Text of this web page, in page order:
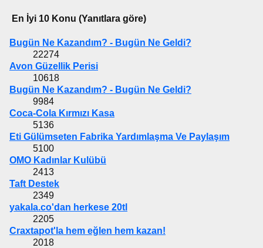
En İyi 10 Konu (Yanıtlara göre)
Bugün Ne Kazandım? - Bugün Ne Geldi?
22274
Avon Güzellik Perisi
10618
Bugün Ne Kazandım? - Bugün Ne Geldi?
9984
Coca-Cola Kırmızı Kasa
5136
Eti Gülümseten Fabrika Yardımlaşma Ve Paylaşım
5100
OMO Kadınlar Kulübü
2413
Taft Destek
2349
yakala.co'dan herkese 20tl
2205
Craxtapot'la hem eğlen hem kazan!
2018